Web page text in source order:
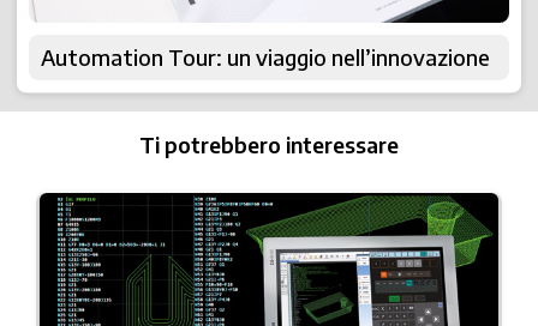
Automation Tour: un viaggio nell’innovazione
Ti potrebbero interessare